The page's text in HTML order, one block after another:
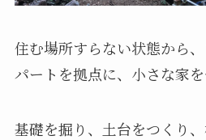
住む場所すらない状態から
パートを拠点に、小さな家を
基礎を掘り、土台をつくり